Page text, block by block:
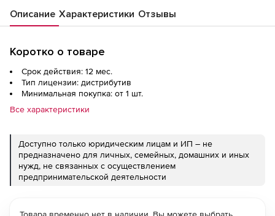
Описание Характеристики Отзывы
Коротко о товаре
Срок действия: 12 мес.
Тип лицензии: дистрибутив
Минимальная покупка: от 1 шт.
Все характеристики
Доступно только юридическим лицам и ИП – не
предназначено для личных, семейных, домашних и иных
нужд, не связанных с осуществлением
предпринимательской деятельности
Товара временно нет в наличии. Вы можете выбрать